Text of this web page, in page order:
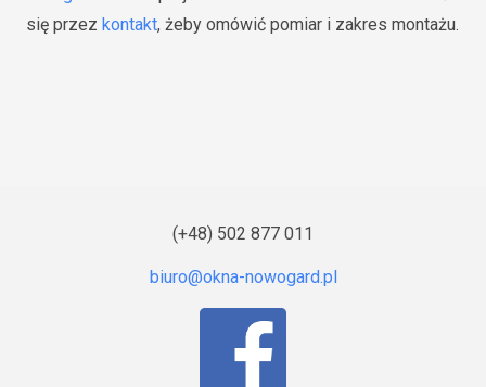
się przez kontakt, żeby omówić pomiar i zakres montażu.
(+48) 502 877 011